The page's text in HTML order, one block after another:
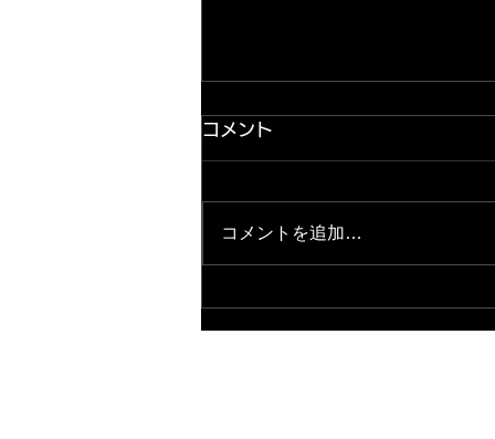
2026.8.9★11日間連続販売
コメント
コメントを追加…